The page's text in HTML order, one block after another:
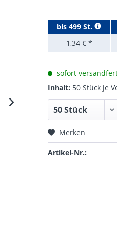
bis499 St.
1,34 € *
sofort
Inhalt: 50 Stück je
Merken
Artikel-Nr.: